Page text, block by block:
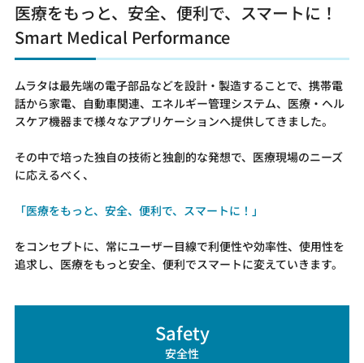
医療をもっと、安全、便利で、スマートに！
Smart Medical Performance
ムラタは最先端の電子部品などを設計・製造することで、携帯電
話から家電、自動車関連、エネルギー管理システム、医療・ヘル
スケア機器まで様々なアプリケーションへ提供してきました。
その中で培った独自の技術と独創的な発想で、医療現場のニーズ
に応えるべく、
「医療をもっと、安全、便利で、スマートに！」
をコンセプトに、常にユーザー目線で利便性や効率性、使用性を
追求し、医療をもっと安全、便利でスマートに変えていきます。
Safety
安全性